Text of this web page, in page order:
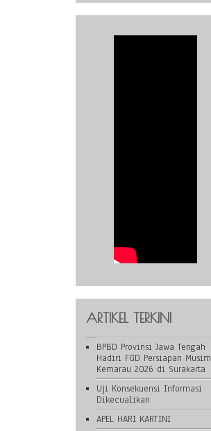
ARTIKEL TERKINI
BPBD Provinsi Jawa Tengah
Hadiri FGD Persiapan Musim
Kemarau 2026 di Surakarta
Uji Konsekuensi Informasi
Dikecualikan
APEL HARI KARTINI